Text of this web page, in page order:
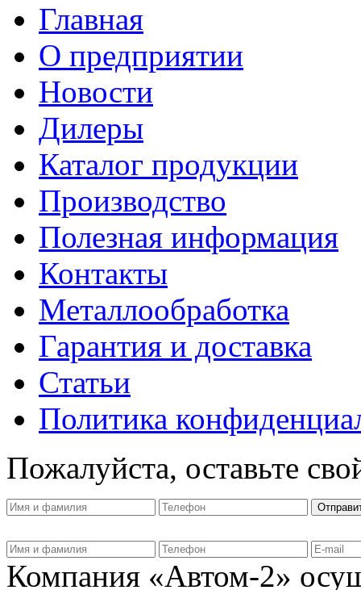
Главная
О предприятии
Новости
Дилеры
Каталог продукции
Производство
Полезная информация
Контакты
Металлообработка
Гарантия и доставка
Статьи
Политика
Пожалуйста, оставьте
Компания «Автом-2»